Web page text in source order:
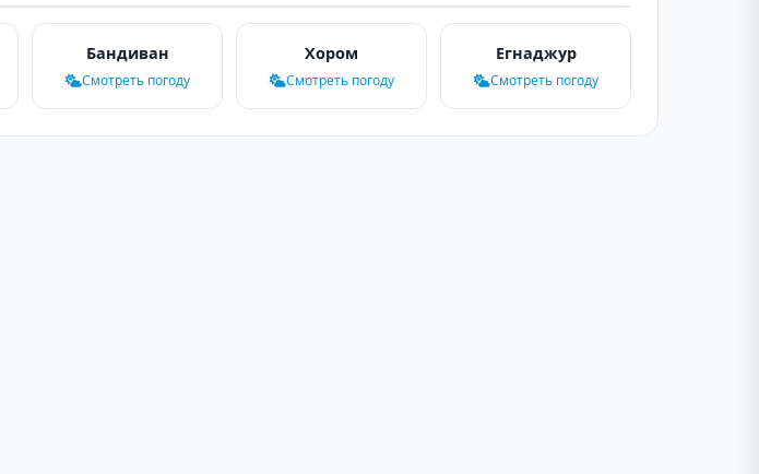
Бандиван
Смотреть погоду
Хором
Смотреть погоду
Егнаджур
Смотреть погоду